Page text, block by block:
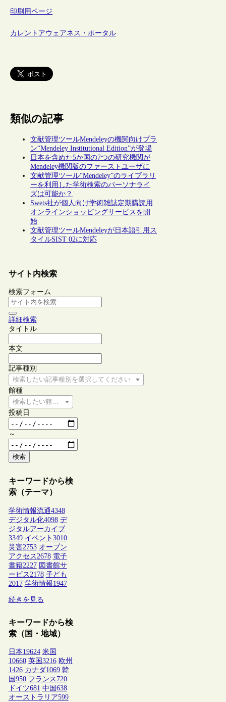
印刷用ページ
カレントアウェアネス・ポータル
類似の記事
文献管理ツールMendeleyの機関向けプラ
ン“Mendeley Institutional Edition”が登場
日本を含めた5か国の7つの研究機関が
Mendeley機関版のファーストユーザに
文献管理ツール“Mendeley”のライブラリ
ーを利用した学術検索のパーソナライ
ズは可能か？
Swets社が個人向け学術雑誌定期購読用
オンラインショッピングサービスを開
始
文献管理ツールMendeleyが日本語引用ス
タイルSIST 02に対応
サイト内検索
検索フォーム
詳細検索
タイトル
本文
記事種別
検索したい記事種別を選択してください
館種
検索したい館種を選択してください
投稿日
～
検索
キーワードから検
索（テーマ）
学術情報流通4348
デジタル化4098 デ
ジタルアーカイブ
3349 イベント 3010
災害2753 オープン
アクセス 2678 電子
書籍2227 図書館サ
ービス 2178 子ども
2017 学術情報1947
続きを見る
キーワードから検
索（国・地域）
日本19624 米国
10660 英国 3216 欧州
1426 カナダ1069 韓
国 950 フランス 720
ドイツ681 中国 638
オーストラリア599